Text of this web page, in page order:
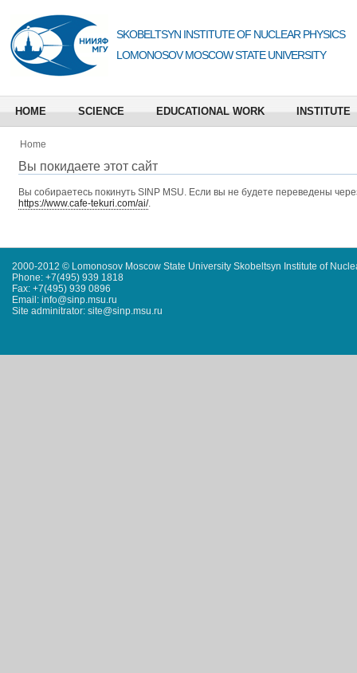
SKOBELTSYN INSTITUTE OF NUCLEAR PHYSICS
LOMONOSOV MOSCOW STATE UNIVERSITY
HOME SCIENCE EDUCATIONAL WORK INSTITUTE
Home
Вы покидаете этот сайт
Вы собираетесь покинуть SINP MSU. Если вы не будете переведены
https://www.cafe-tekuri.com/ai/.
2000-2012 © Lomonosov Moscow State University Skobeltsyn Institute of
Phone: +7(495) 939 1818
Fax: +7(495) 939 0896
Email: info@sinp.msu.ru
Site adminitrator: site@sinp.msu.ru